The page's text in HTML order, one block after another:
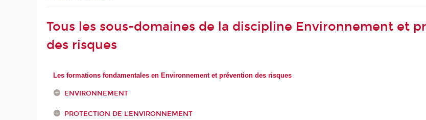
Tous les sous-domaines de la discipline Environnement et
des risques
Les formations fondamentales en Environnement et prévention des risques
ENVIRONNEMENT
PROTECTION DE L'ENVIRONNEMENT